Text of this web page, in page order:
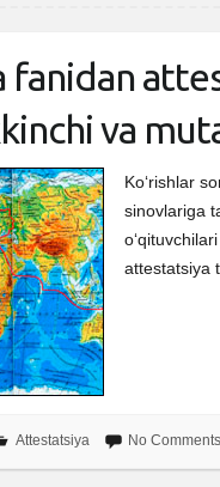
fanidan
va
Ko‘rishlar
sinovlariga
attestatsiya
Attestatsiya No Comments